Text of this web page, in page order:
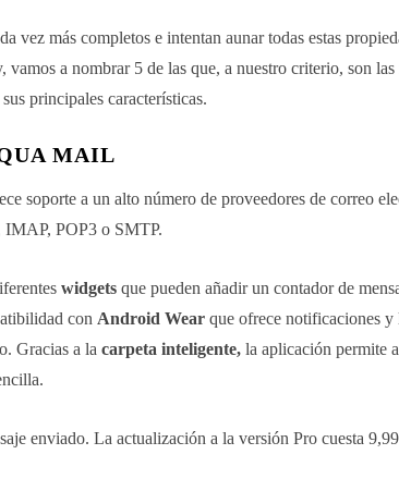
vez más completos e intentan aunar todas estas
a nombrar 5 de las que, a nuestro criterio, son las
principales características.
MAIL
soporte a un alto número de proveedores de correo
POP3 o SMTP.
widgets que pueden añadir un contador de
con Android Wear que ofrece notificaciones y
Gracias a la carpeta inteligente, la aplicación permite
enviado. La actualización a la versión Pro cuesta